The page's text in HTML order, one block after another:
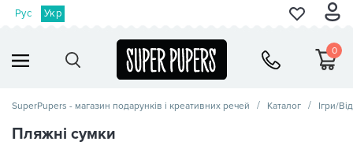
Рус Укр
0
SuperPupers - магазин подарунків і креативних речей Каталог Ігри/
Пляжні сумки